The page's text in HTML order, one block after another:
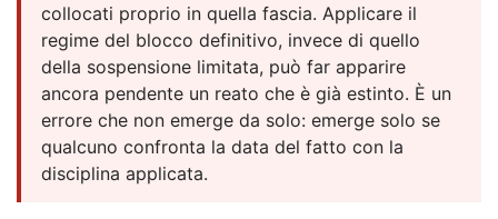
collocati proprio in quella fascia. Applicare il
regime del blocco definitivo, invece di quello
della sospensione limitata, può far apparire
ancora pendente un reato che è già estinto. È un
errore che non emerge da solo: emerge solo se
qualcuno confronta la data del fatto con la
disciplina applicata.